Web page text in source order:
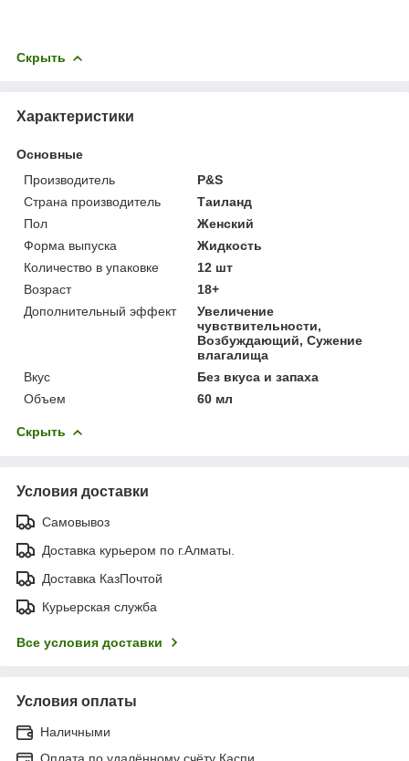
Скрыть
Характеристики
Основные
Производитель
P&S
Страна производитель
Таиланд
Пол
Женский
Форма выпуска
Жидкость
Количество в упаковке
12 шт
Возраст
18+
Дополнительный эффект
Увеличение
чувствительности,
Возбуждающий, Сужение
влагалища
Вкус
Без вкуса и запаха
Объем
60 мл
Скрыть
Условия доставки
Самовывоз
Доставка курьером по г.Алматы.
Доставка КазПочтой
Курьерская служба
Все условия доставки
Условия оплаты
Наличными
Оплата по удалённому счёту Каспи.